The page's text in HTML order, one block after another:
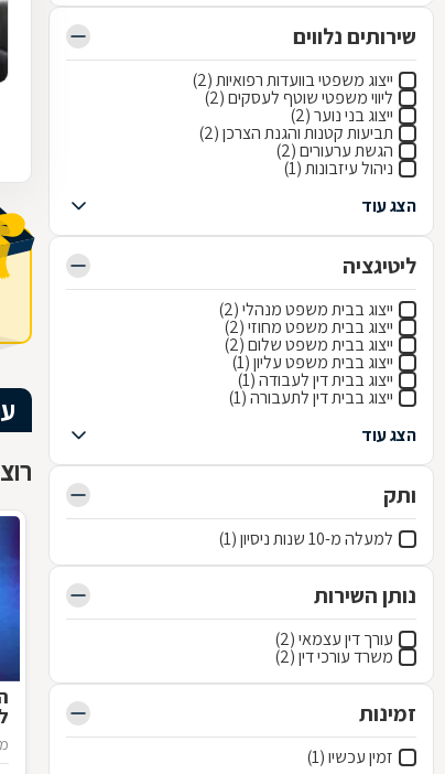
שירותים נלווים
ייצוג משפטי בוועדות רפואיות (2)
ליווי משפטי שוטף לעסקים (2)
ייצוג בני נוער (2)
תביעות קטנות והגנת הצרכן (2)
הגשת ערעורים (2)
ניהול עיזבונות (1)
הצג עוד
ליטיגציה
ייצוג בבית משפט מנהלי (2)
ייצוג בבית משפט מחוזי (2)
ייצוג בבית משפט שלום (2)
ייצוג בבית משפט עליון (1)
ייצוג בבית דין לעבודה (1)
ייצוג בבית דין לתעבורה (1)
הצג עוד
ותק
למעלה מ-10 שנות ניסיון (1)
נותן השירות
עורך דין עצמאי (2)
משרד עורכי דין (2)
זמינות
זמין עכשיו (1)